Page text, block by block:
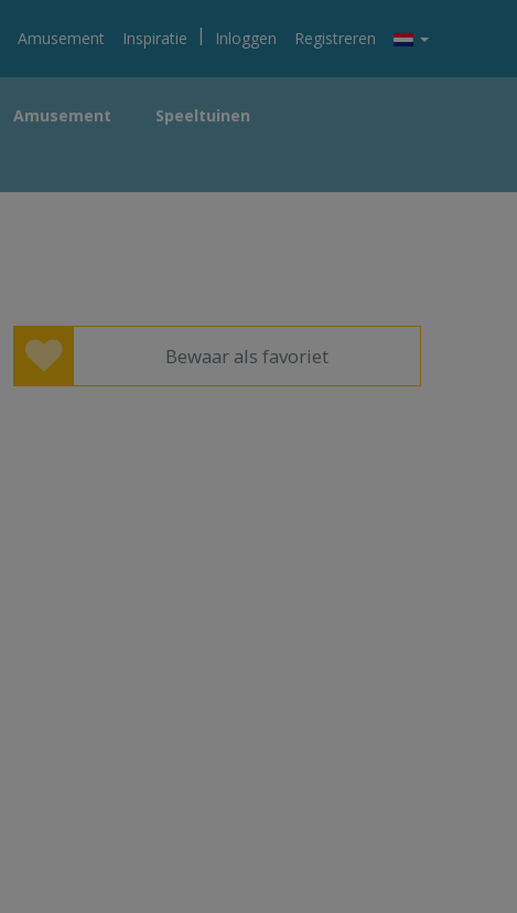
Amusement Inspiratie | Inloggen Registreren
Amusement
Speeltuinen
Bewaar als favoriet